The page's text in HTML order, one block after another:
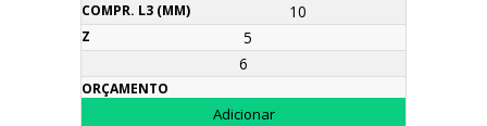
10
5
6